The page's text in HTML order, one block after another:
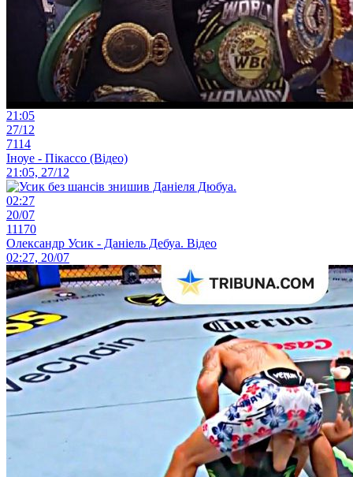
21:05
27/12
7114
Іноуе - Пікассо (Відео)
21:05, 27/12
02:27
20/07
11170
Олександр Усик - Даніель Дебуа. Відео
02:27, 20/07